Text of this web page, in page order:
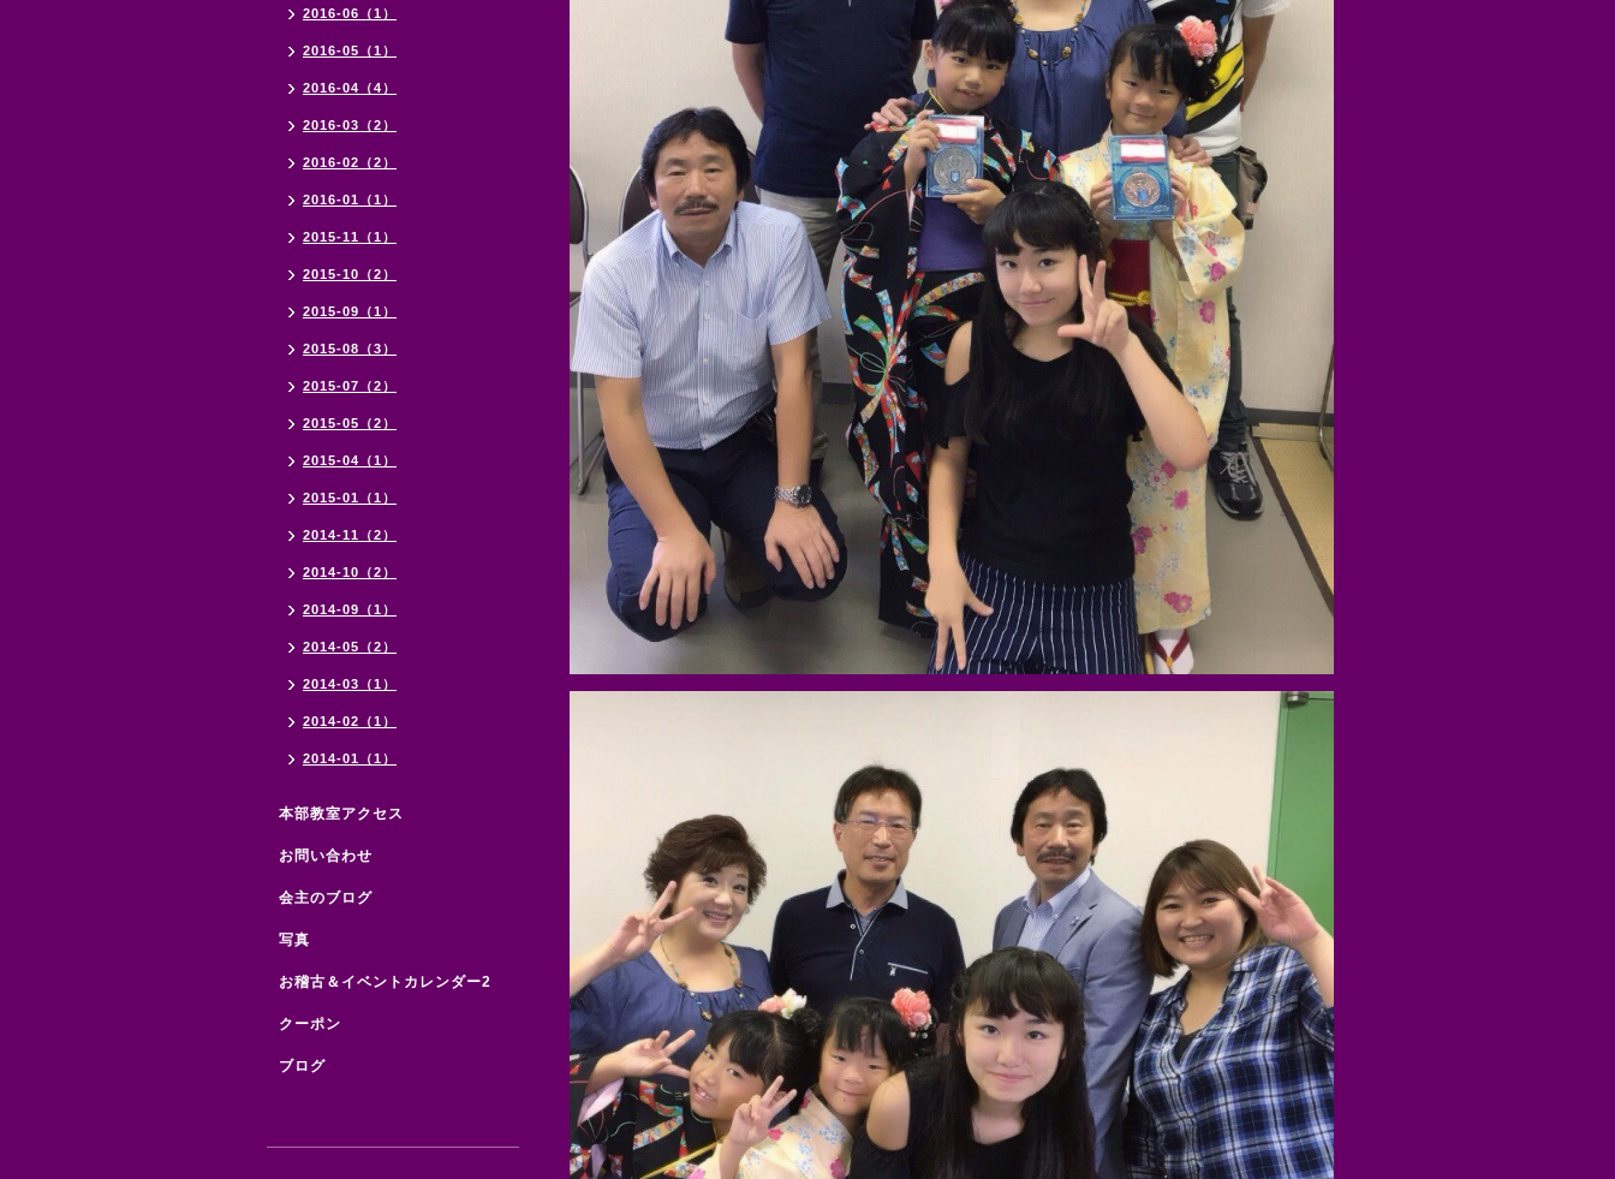
2016-06（1）
2016-05（1）
2016-04（4）
2016-03（2）
2016-02（2）
2016-01（1）
2015-11（1）
2015-10（2）
2015-09（1）
2015-08（3）
2015-07（2）
2015-05（2）
2015-04（1）
2015-01（1）
2014-11（2）
2014-10（2）
2014-09（1）
2014-05（2）
2014-03（1）
2014-02（1）
2014-01（1）
本部教室アクセス
お問い合わせ
会主のブログ
写真
お稽古＆イベントカレンダー2
クーポン
ブログ